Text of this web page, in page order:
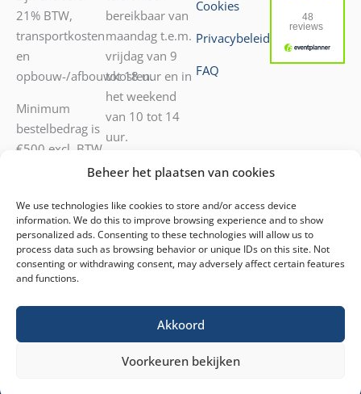
Beheer het plaatsen van cookies
We use technologies like cookies to store and/or access device
information. We do this to improve browsing experience and to show
personalized ads. Consenting to these technologies will allow us to
process data such as browsing behavior or unique IDs on this site. Not
consenting or withdrawing consent, may adversely affect certain features
and functions.
Akkoord
Voorkeuren bekijken
21% BTW,
transportkosten
en
opbouw-/afbouwkosten.
Minimum
bestelbedrag is
€500 excl. BTW.
Transport door
mogelijk.
bereikbaar van
maandag t.e.m.
vrijdag van 9
tot 18 uur en in
het weekend
van 10 tot 14
uur.
052 55 05 72
Voor andere
vragen kunt u
ons mailen
opinfo@decoratiehuren.be.
Cookies
Privacybeleid
FAQ
© 2026 Double MP |Website gebouwd door